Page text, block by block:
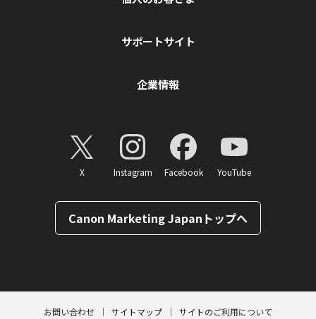
サポートサイト
企業情報
X Instagram Facebook YouTube
Canon Marketing Japanトップへ
お問い合わせ サイトマップ サイトのご利用について